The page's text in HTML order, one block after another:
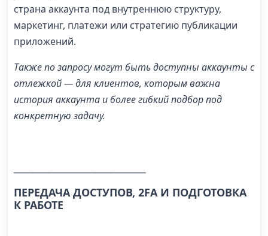
страна аккаунта под внутреннюю структуру,
маркетинг, платежи или стратегию публикации
приложений.
Также по запросу могут быть доступны аккаунты с
отлежкой — для клиентов, которым важна
история аккаунта и более гибкий подбор под
конкретную задачу.
─────────────────
ПЕРЕДАЧА ДОСТУПОВ, 2FA И ПОДГОТОВКА
К РАБОТЕ